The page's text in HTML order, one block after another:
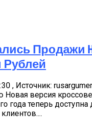
Продажи
Рублей
, Источник:
Новая версия
года теперь доступна